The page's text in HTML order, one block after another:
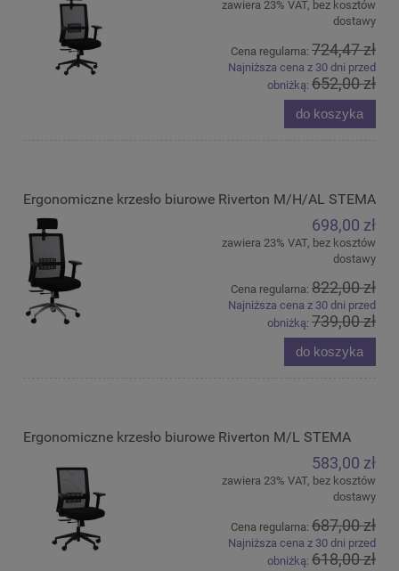
zawiera 23% VAT, bez kosztów
dostawy
Cena regularna: 724,47 zł
Najniższa cena z 30 dni przed
obniżką: 652,00 zł
do koszyka
Ergonomiczne krzesło biurowe Riverton M/H/AL STEMA
698,00 zł
zawiera 23% VAT, bez kosztów
dostawy
Cena regularna: 822,00 zł
Najniższa cena z 30 dni przed
obniżką: 739,00 zł
do koszyka
Ergonomiczne krzesło biurowe Riverton M/L STEMA
583,00 zł
zawiera 23% VAT, bez kosztów
dostawy
Cena regularna: 687,00 zł
Najniższa cena z 30 dni przed
obniżką: 618,00 zł